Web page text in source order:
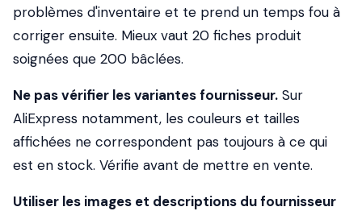
problèmes d'inventaire et te prend un temps fou à
corriger ensuite. Mieux vaut 20 fiches produit
soignées que 200 bâclées.
Ne pas vérifier les variantes fournisseur. Sur
AliExpress notamment, les couleurs et tailles
affichées ne correspondent pas toujours à ce qui
est en stock. Vérifie avant de mettre en vente.
Utiliser les images et descriptions du fournisseur